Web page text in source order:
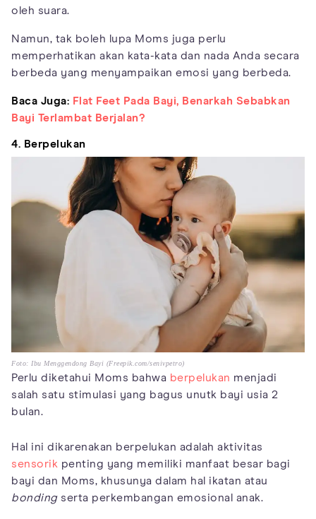
oleh suara.
Namun, tak boleh lupa Moms juga perlu
memperhatikan akan kata-kata dan nada Anda secara
berbeda yang menyampaikan emosi yang berbeda.
Baca Juga: Flat Feet Pada Bayi, Benarkah Sebabkan
Bayi Terlambat Berjalan?
4. Berpelukan
Foto: Ibu Menggendong Bayi (Freepik.com/senivpetro)
Perlu diketahui Moms bahwa berpelukan menjadi
salah satu stimulasi yang bagus unutk bayi usia 2
bulan.
Hal ini dikarenakan berpelukan adalah aktivitas
sensorik penting yang memiliki manfaat besar bagi
bayi dan Moms, khusunya dalam hal ikatan atau
bondingserta perkembangan emosional anak.